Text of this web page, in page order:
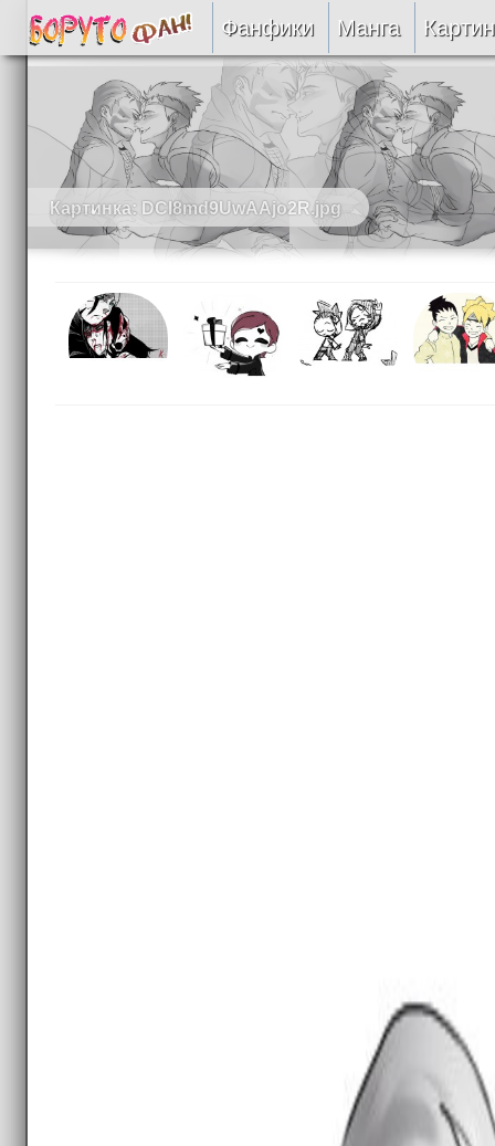
Фанфики
Читать
Сборники
Подобрать
Рецензии
На проверке
Отправить
Манга
Картинка: DCI8md9UwAAjo2R.jpg